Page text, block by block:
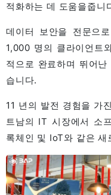
적화하는 데 도움을줍니
데이터 보안을 전문으
1,000 명의 클라이언트
적으로 완료하며 뛰어
습니다.
11 년의 발전 경험을
트남의 IT 시장에서 소
록체인 및 IoT와 같은 새